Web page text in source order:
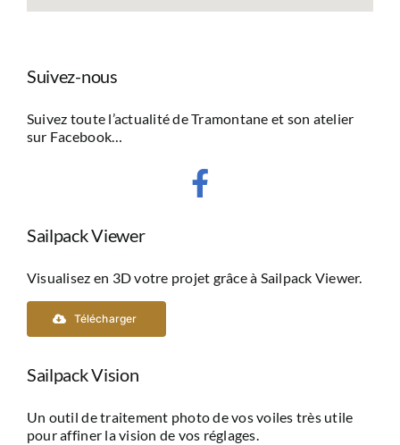
Suivez-nous
Suivez toute l’actualité de Tramontane et son atelier
sur Facebook…
Sailpack Viewer
Visualisez en 3D votre projet grâce à Sailpack Viewer.
Télécharger
Sailpack Vision
Un outil de traitement photo de vos voiles très utile
pour affiner la vision de vos réglages.